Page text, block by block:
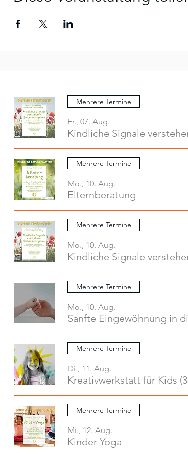
Mehrere Termine
Fr., 07. Aug.
Kindliche Signale
Mehrere Termine
Mo., 10. Aug.
Elternberatung
Mehrere Termine
Mo., 10. Aug.
Kindliche Signale
Mehrere Termine
Mo., 10. Aug.
Sanfte Eingewöhnung in
Mehrere Termine
Di., 11. Aug.
Mehrere Termine
Mi., 12. Aug.
Kinder Yoga